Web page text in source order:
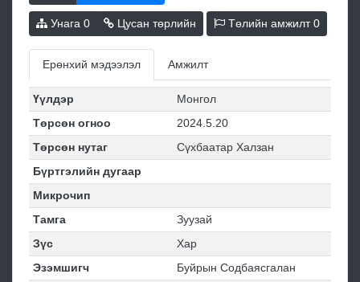
Унага 0 Цусан төрлийн Төлийн амжилт0
Ерөнхий мэдээлэл Амжилт
Үүлдэр
Монгол
Төрсөн огноо
2024.5.20
Төрсөн нутаг
Сүхбаатар Халзан
Бүртгэлийн дугаар
Микрочип
Тамга
Зуузай
Зүс
Хар
Эзэмшигч
Буйрын Содбаясгалан